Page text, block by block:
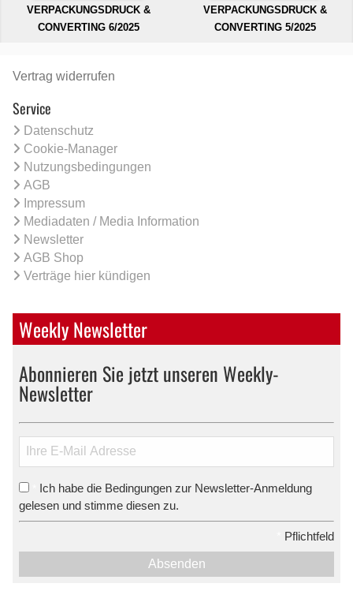
VERPACKUNGSDRUCK &
CONVERTING 6/2025
VERPACKUNGSDRUCK &
CONVERTING 5/2025
Vertrag widerrufen
Service
Datenschutz
Cookie-Manager
Nutzungsbedingungen
AGB
Impressum
Mediadaten / Media Information
Newsletter
AGB Shop
Verträge hier kündigen
Weekly Newsletter
Abonnieren Sie jetzt unseren Weekly-
Newsletter
Ich habe die Bedingungen zur Newsletter-Anmeldung
gelesen und stimme diesen zu.
Pflichtfeld
Absenden